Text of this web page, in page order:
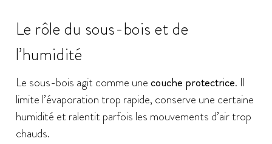
Le rôle du sous-bois et de
l’humidité
Le sous-bois agit comme unecouche protectrice. Il
limite l’évaporation trop rapide, conserve une certaine
humidité et ralentit parfois les mouvements d’air trop
chauds.